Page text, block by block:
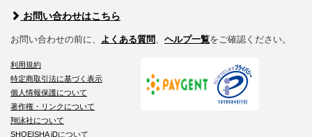
お問い合わせはこちら
お問い合わせの前に、 よくある質問 ヘルプ一覧をご確認ください。
利用規約
特定商取引法に基づく表示
個人情報保護について
著作権・リンクについて
翔泳社について
SHOEISHA iDについて